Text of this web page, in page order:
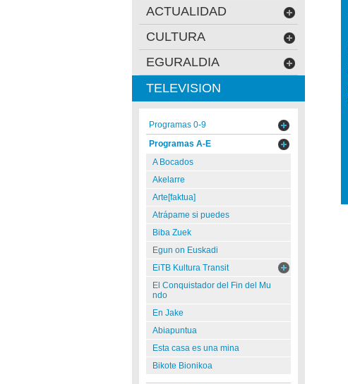
ACTUALIDAD
CULTURA
EGURALDIA
TELEVISION
Programas 0-9
Programas A-E
A Bocados
Akelarre
Arte[faktua]
Atrápame si puedes
Biba Zuek
Egun on Euskadi
EiTB Kultura Transit
El Conquistador del Fin del Mu
ndo
En Jake
Abiapuntua
Esta casa es una mina
Bikote Bionikoa